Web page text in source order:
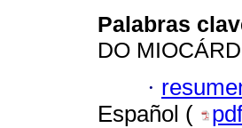
Palabras
DO
·
Español (